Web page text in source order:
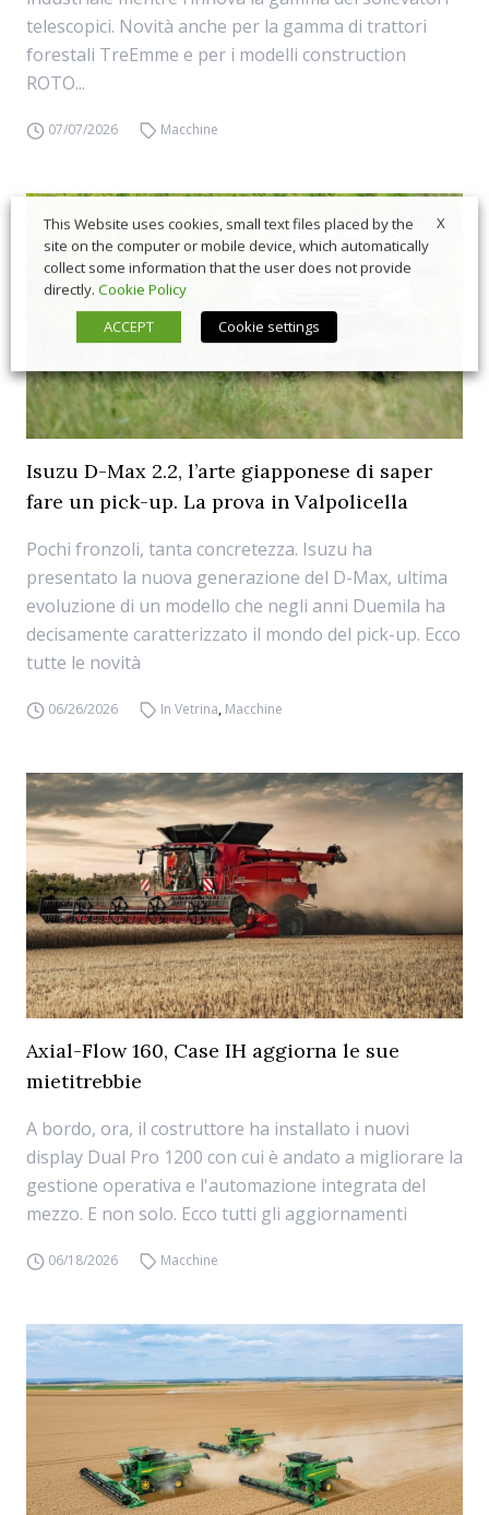
telescopici. Novità anche per la gamma di trattori
forestali TreEmme e per i modelli construction
ROTO...
07/07/2026 Macchine
Isuzu D-Max 2.2, l’arte giapponese di saper
fare un pick-up. La prova in Valpolicella
Pochi fronzoli, tanta concretezza. Isuzu ha
presentato la nuova generazione del D-Max, ultima
evoluzione di un modello che negli anni Duemila ha
decisamente caratterizzato il mondo del pick-up. Ecco
tutte le novità
06/26/2026 In Vetrina, Macchine
Axial-Flow 160, Case IH aggiorna le sue
mietitrebbie
A bordo, ora, il costruttore ha installato i nuovi
display Dual Pro 1200 con cui è andato a migliorare la
gestione operativa e l'automazione integrata del
mezzo. E non solo. Ecco tutti gli aggiornamenti
06/18/2026 Macchine
X
This Website uses cookies, small text files placed by the
site on the computer or mobile device, which automatically
collect some information that the user does not provide
directly. Cookie Policy
ACCEPT
Cookie settings